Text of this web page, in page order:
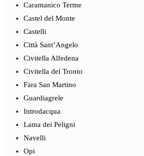
Caramanico Terme
Castel del Monte
Castelli
Città Sant’Angelo
Civitella Alfedena
Civitella del Tronto
Fara San Martino
Guardiagrele
Introdacqua
Lama dei Peligni
Navelli
Opi